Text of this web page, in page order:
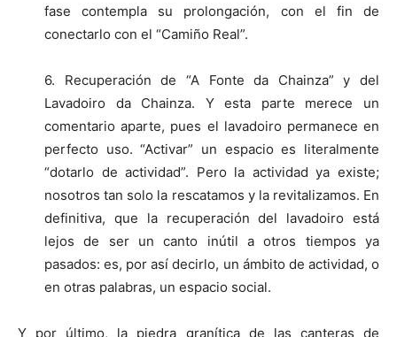
fase contempla su prolongación, con el fin de
conectarlo con el “Camiño Real”.
6. Recuperación de “A Fonte da Chainza” y del
Lavadoiro da Chainza. Y esta parte merece un
comentario aparte, pues el lavadoiro permanece en
perfecto uso. “Activar” un espacio es literalmente
“dotarlo de actividad”. Pero la actividad ya existe;
nosotros tan solo la rescatamos y la revitalizamos. En
definitiva, que la recuperación del lavadoiro está
lejos de ser un canto inútil a otros tiempos ya
pasados: es, por así decirlo, un ámbito de actividad, o
en otras palabras, un espacio social.
Y por último, la piedra granítica de las canteras de